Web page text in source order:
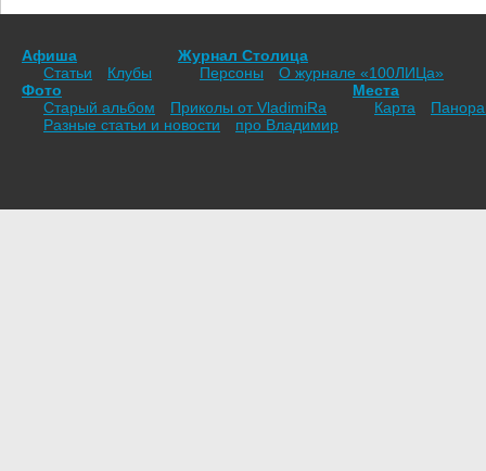
Афиша
Статьи
Клубы
Журнал Столица
Персоны
О журнале «100ЛИЦа»
Фото
Старый альбом
Приколы от VladimiRа
Места
Карта
Разные статьи и новости
про Владимир